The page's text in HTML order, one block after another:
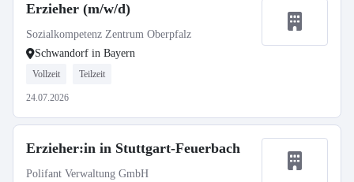
Erzieher (m/w/d)
Sozialkompetenz Zentrum Oberpfalz
Schwandorf in Bayern
Vollzeit Teilzeit
24.07.2026
Erzieher:in in Stuttgart-Feuerbach
Polifant Verwaltung GmbH